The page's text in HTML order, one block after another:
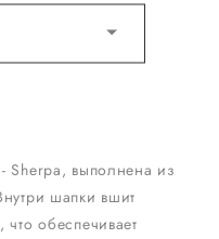
Sherpa, выполнена из
шапки вшит
обеспечивает